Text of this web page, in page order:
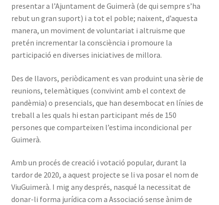
presentar a l’Ajuntament de Guimerà (de qui sempre s’ha
rebut un gran suport) i a tot el poble; naixent, d’aquesta
manera, un moviment de voluntariat i altruisme que
pretén incrementar la consciència i promoure la
participació en diverses iniciatives de millora.
Des de llavors, periòdicament es van produint una sèrie de
reunions, telemàtiques (convivint amb el context de
pandèmia) o presencials, que han desembocat en línies de
treball a les quals hi estan participant més de 150
persones que comparteixen l’estima incondicional per
Guimerà.
Amb un procés de creació i votació popular, durant la
tardor de 2020, a aquest projecte se li va posar el nom de
ViuGuimerà. I mig any després, nasqué la necessitat de
donar-li forma jurídica com a Associació sense ànim de